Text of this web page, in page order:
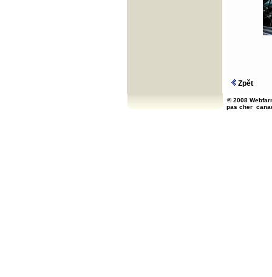
Zpět
© 2008
pas cher